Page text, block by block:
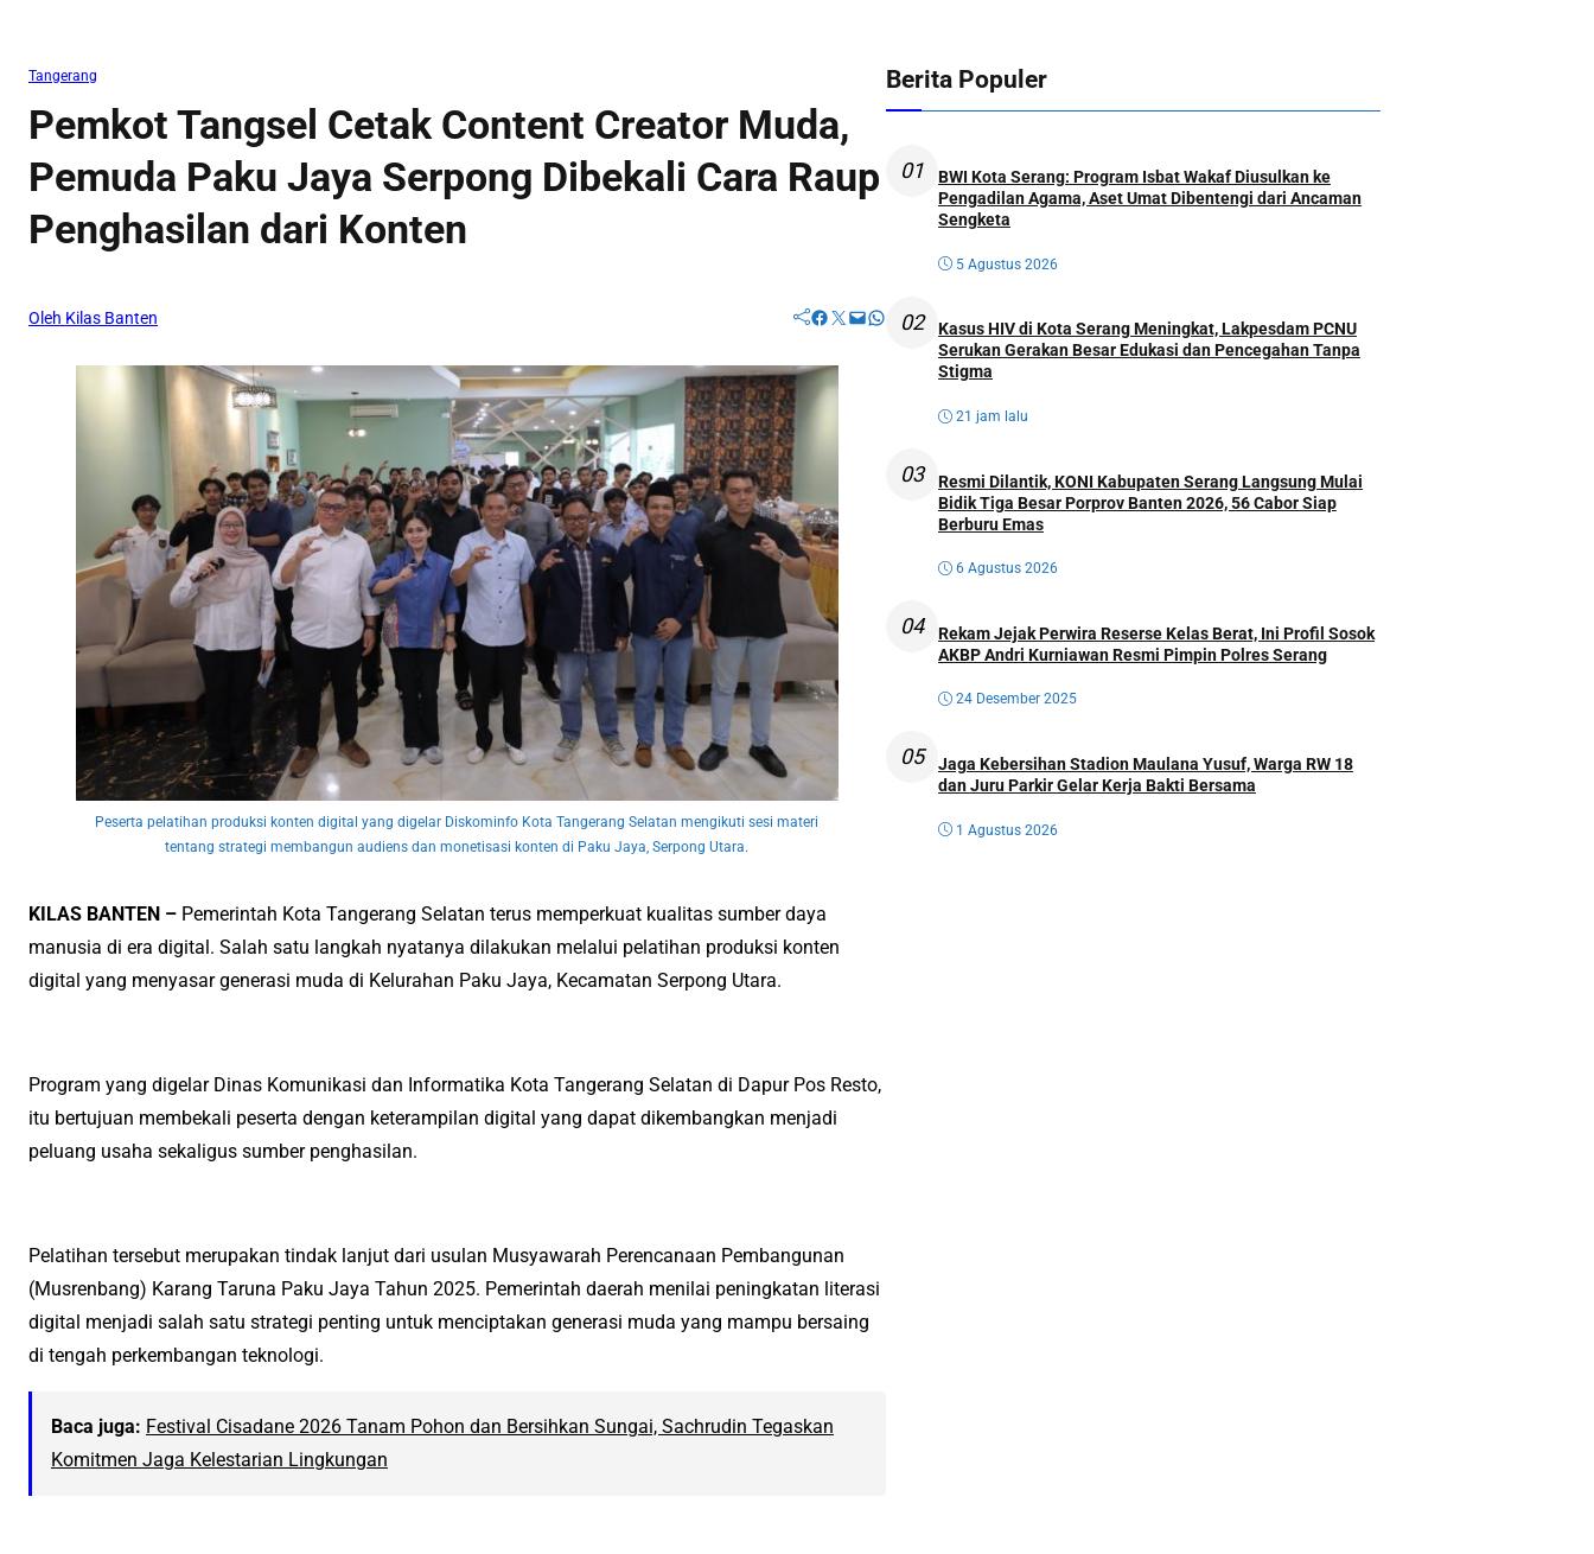
Tangerang
Pemkot Tangsel Cetak Content Creator Muda,
Pemuda Paku Jaya Serpong Dibekali Cara Raup
Penghasilan dari Konten
Oleh Kilas Banten Facebook Twitter Mail WhatsApp
Peserta pelatihan produksi konten digital yang digelar Diskominfo Kota Tangerang Selatan mengikuti sesi materi
tentang strategi membangun audiens dan monetisasi konten di Paku Jaya, Serpong Utara.
KILAS BANTEN – Pemerintah Kota Tangerang Selatan terus memperkuat kualitas sumber daya
manusia di era digital. Salah satu langkah nyatanya dilakukan melalui pelatihan produksi konten
digital yang menyasar generasi muda di Kelurahan Paku Jaya, Kecamatan Serpong Utara.
Program yang digelar Dinas Komunikasi dan Informatika Kota Tangerang Selatan di Dapur Pos Resto,
itu bertujuan membekali peserta dengan keterampilan digital yang dapat dikembangkan menjadi
peluang usaha sekaligus sumber penghasilan.
Pelatihan tersebut merupakan tindak lanjut dari usulan Musyawarah Perencanaan Pembangunan
(Musrenbang) Karang Taruna Paku Jaya Tahun 2025. Pemerintah daerah menilai peningkatan literasi
digital menjadi salah satu strategi penting untuk menciptakan generasi muda yang mampu bersaing
di tengah perkembangan teknologi.
Baca juga: Festival Cisadane 2026 Tanam Pohon dan Bersihkan Sungai, Sachrudin Tegaskan
Komitmen Jaga Kelestarian Lingkungan
Berita Populer
01
BWI Kota Serang: Program Isbat Wakaf Diusulkan ke
Pengadilan Agama, Aset Umat Dibentengi dari Ancaman
Sengketa
5 Agustus 2026
02
Kasus HIV di Kota Serang Meningkat, Lakpesdam PCNU
Serukan Gerakan Besar Edukasi dan Pencegahan Tanpa
Stigma
21 jam lalu
03
Resmi Dilantik, KONI Kabupaten Serang Langsung Mulai
Bidik Tiga Besar Porprov Banten 2026, 56 Cabor Siap
Berburu Emas
6 Agustus 2026
04
Rekam Jejak Perwira Reserse Kelas Berat, Ini Profil Sosok
AKBP Andri Kurniawan Resmi Pimpin Polres Serang
24 Desember 2025
05
Jaga Kebersihan Stadion Maulana Yusuf, Warga RW 18
dan Juru Parkir Gelar Kerja Bakti Bersama
1 Agustus 2026